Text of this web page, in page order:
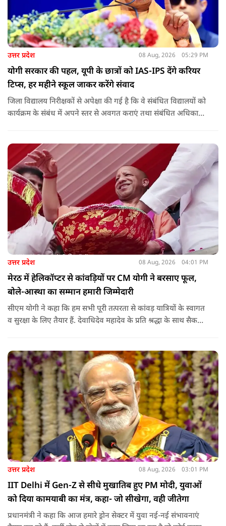
उत्तर प्रदेश 08 Aug, 2026 05:29 PM
योगी सरकार की पहल, यूपी के छात्रों को IAS-IPS देंगे करियर
टिप्स, हर महीने स्कूल जाकर करेंगे संवाद
जिला विद्यालय निरीक्षकों से अपेक्षा की गई है कि वे संबंधित विद्यालयों को
कार्यक्रम के संबंध में अपने स्तर से अवगत कराएं तथा संबंधित अधिकारी
मुख्य सचिव, माध्यमिक शिक्षा, पार्थ सारथी सेन शर्मा ने बताया कि मुख्य
सचिव, उत्तर प्रदेश शासन, की ओर से सभी जिलाधिकारियों को जारी
निर्देश में कहा गया है कि प्रत्येक जिले में तैनात आईएएस, आईपीएस, और
आईएफएस के युवा अधिकारी हर माह कम से कम एक इंटरमीडिएट स्तर
के विद्यालय का भ्रमण कर विद्यार्थियों के साथ संवाद स्थापित करें.
उत्तर प्रदेश 08 Aug, 2026 04:01 PM
मेरठ में हेलिकॉप्टर से कांवड़ियों पर CM योगी ने बरसाए फूल,
बोले-आस्था का सम्मान हमारी जिम्मेदारी
सीएम योगी ने कहा कि हम सभी पूरी तत्परता से कांवड़ यात्रियों के स्वागत
व सुरक्षा के लिए तैयार हैं. देवाधिदेव महादेव के प्रति श्रद्धा के साथ सैकड़ों
पात, क्षेत्र व प्रांत की सीमाओं से ऊपर उठकर उनकी हर श्वांस शिव के नाम
है.
उत्तर प्रदेश 08 Aug, 2026 03:01 PM
IIT Delhi में Gen-Z से सीधे मुखातिब हुए PM मोदी, युवाओं
को दिया कामयाबी का मंत्र, कहा- जो सीखेगा, वही जीतेगा
प्रधानमंत्री ने कहा कि आज हमारे ड्रोन सेक्टर में युवा नई-नई संभावनाएं